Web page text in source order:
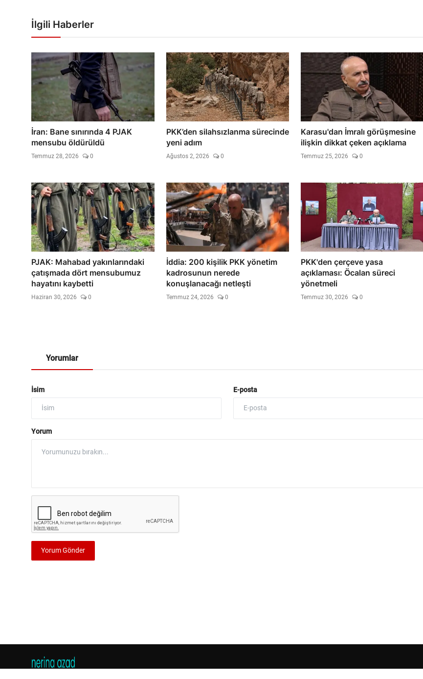
İlgili Haberler
İran: Bane sınırında 4 PJAK
mensubu öldürüldü
Temmuz 28, 2026 0
PKK’den silahsızlanma sürecinde
yeni adım
Ağustos 2, 2026 0
Karasu'dan İmralı görüşmesine
ilişkin dikkat çeken açıklama
Temmuz 25, 2026 0
PJAK: Mahabad yakınlarındaki
çatışmada dört mensubumuz
hayatını kaybetti
Haziran 30, 2026 0
İddia: 200 kişilik PKK yönetim
kadrosunun nerede
konuşlanacağı netleşti
Temmuz 24, 2026 0
PKK'den çerçeve yasa
açıklaması: Öcalan süreci
yönetmeli
Temmuz 30, 2026 0
Yorumlar
İsim E-posta
Yorum
Yorum Gönder